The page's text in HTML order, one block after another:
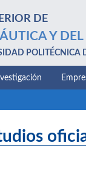
DE
Y DEL
POLITÉCNICA